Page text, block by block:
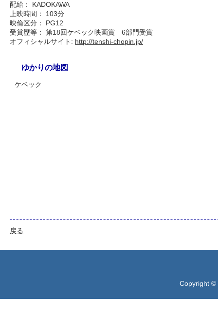
配給： KADOKAWA
上映時間： 103分
映倫区分： PG12
受賞歴等： 第18回ケベック映画賞 6部門受賞
オフィシャルサイト: http://tenshi-chopin.jp/
ゆかりの地図
ケベック
戻る
Copyright ©